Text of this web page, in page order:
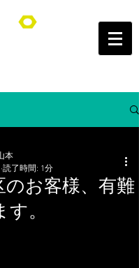
本/Auto Club YAMAMOTO
のお客様、有難
。
本
読了時間: 1分